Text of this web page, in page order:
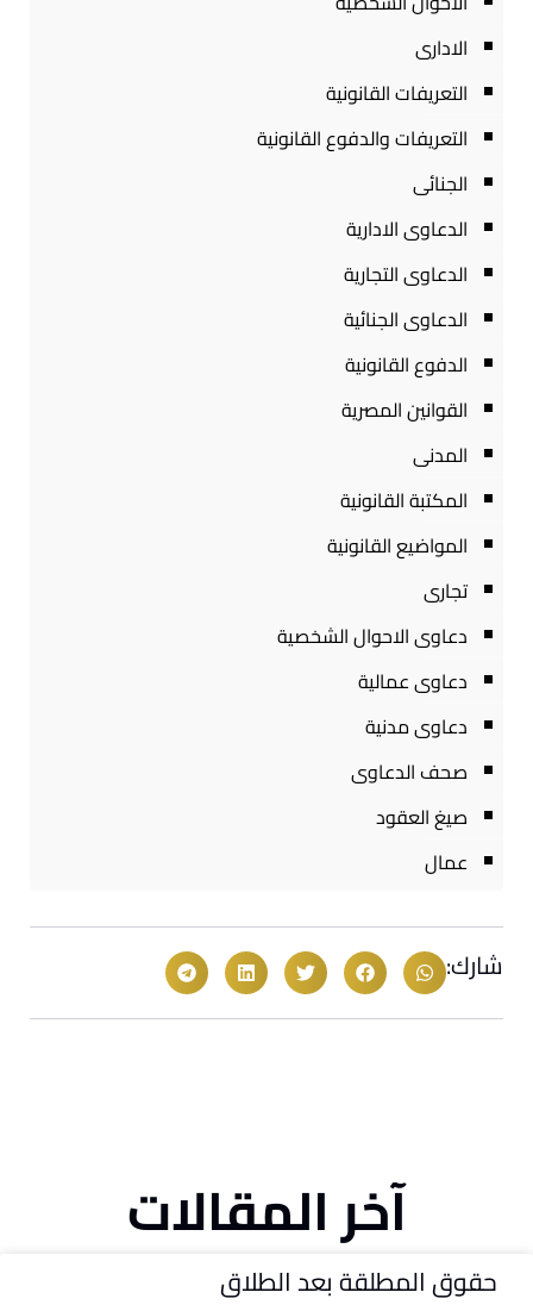
الادارى
التعريفات القانونية
التعريفات والدفوع القانونية
الجنائى
الدعاوى الادارية
الدعاوى التجارية
الدعاوى الجنائية
الدفوع القانونية
القوانين المصرية
المدنى
المكتبة القانونية
المواضيع القانونية
تجارى
دعاوى الاحوال الشخصية
دعاوى عمالية
دعاوى مدنية
صحف الدعاوى
صيغ العقود
عمال
شارك:
آخر المقالات
حقوق المطلقة بعد الطلاق